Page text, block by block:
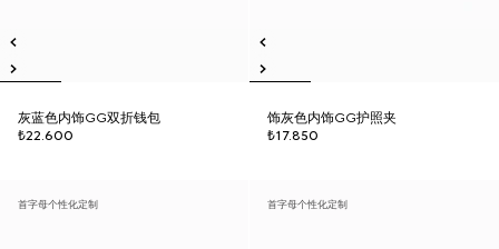
灰蓝色内饰GG双折钱包
₺22.600
饰灰色内饰GG护照夹
₺17.850
首字母个性化定制 首字母个性化定制